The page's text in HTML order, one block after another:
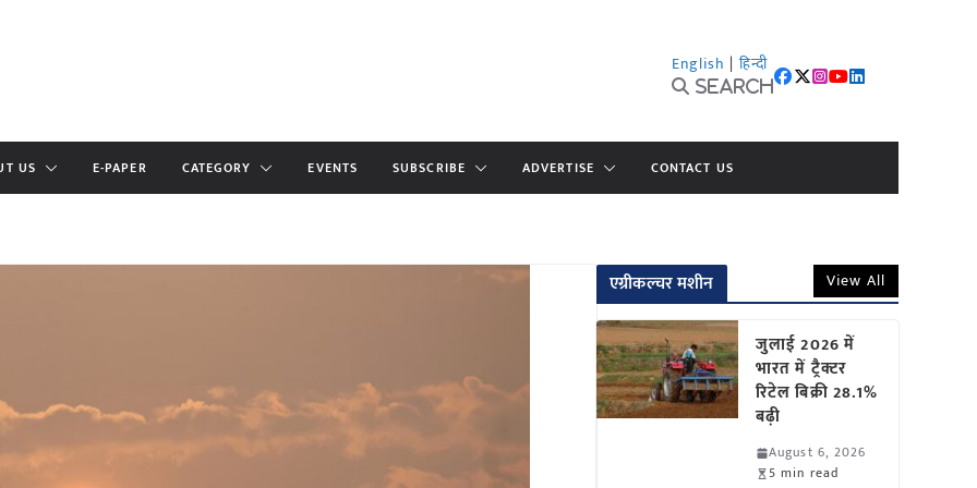
English | हिन्दी
Search
US E-PAPER CATEGORY EVENTS SUBSCRIBE ADVERTISE CONTACT US
एग्रीकल्चर मशीन View All
जुलाई 2026 में
भारत में ट्रैक्टर
रिटेल बिक्री 28.1%
बढ़ी
August 6, 2026
5 min read